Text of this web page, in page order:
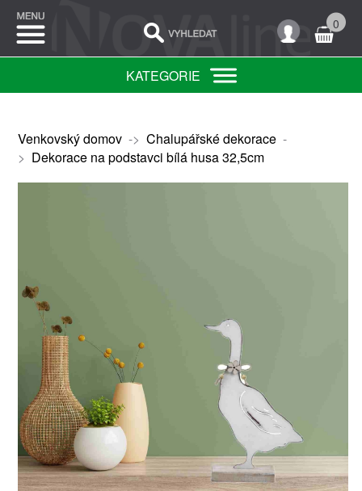
0
KATEGORIE
Venkovský domov-> Chalupářské dekorace-
> Dekorace na podstavci bílá husa 32,5cm